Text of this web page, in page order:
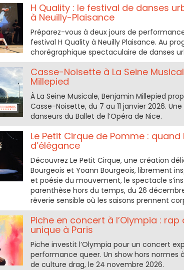
H Quality : le festival de danses
à Neuilly-Plaisance
Préparez-vous à deux jours de
festival H Quality à Neuilly Plaisance. Au
chorégraphique spectaculaire de danses
Casse-Noisette à La Seine
Millepied
À La Seine Musicale, Benjamin Millepied
Casse-Noisette, du 7 au 11 janvier 2026.
danseurs du Ballet de l’Opéra de Nice.
Le Petit Cirque de Pomme :
d’élégance
Découvrez Le Petit Cirque, une création
Bourgeois et Yoann Bourgeois, librement
et poésie du mouvement, le spectacle
parenthèse hors du temps, du 26
rêverie sensible où les saisons prennent
Piche en concert à l’Olympia :
unique à Paris
Piche investit l’Olympia pour un concert
performance queer. Un show hors
de culture drag, le 24 novembre 2026.